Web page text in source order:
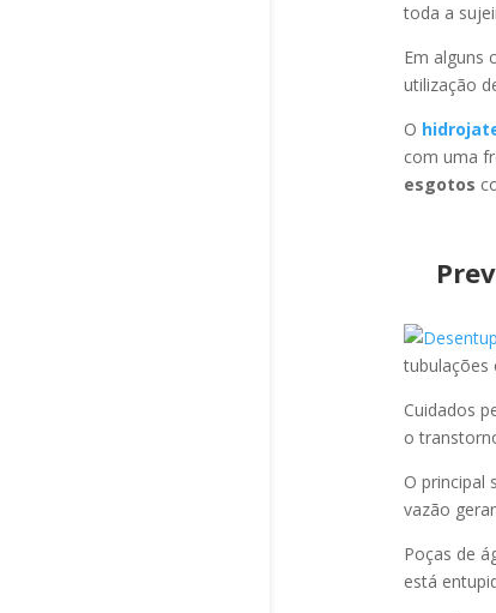
toda a
Em alguns
utilização
O
com uma
esgotos
tubulações
Cuidados
o
O principal
vazão
Poças de
está